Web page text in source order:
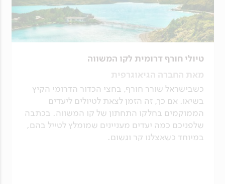
טיולי חורף דרומית לקו המשווה
מאת החברה הגיאוגרפית
כשבישראל שורר חורף, בחצי הכדור הדרומי הקיץ
בשיאו. אם כך, זה הזמן לצאת לטיולים ליעדים
הממוקמים בחלקו התחתון של קו המשווה. בכתבה
שלפניכם כמה יעדים מעניינים שמומלץ לטייל בהם,
במיוחד כשאצלנו קר וגשום.